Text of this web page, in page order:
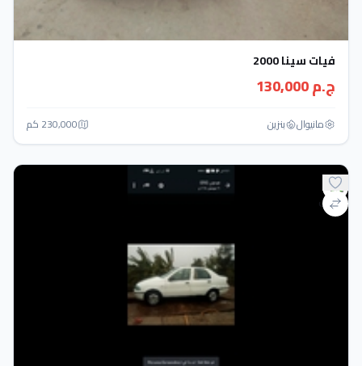
فيات سينا 2000
ج.م 130,000
مانيوال بنزين 230,000 كم